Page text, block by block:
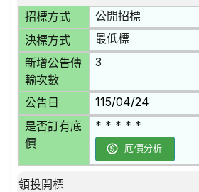
招標方式
公開招標
決標方式 最低標
新增公告傳
輸次數
3
公告日 115/04/24
是否訂有底
價
* * * * *
底價分析
領投開標